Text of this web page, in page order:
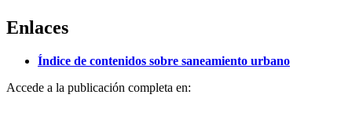
Enlaces
Índice de contenidos sobre saneamiento urbano
Accede a la publicación completa en: